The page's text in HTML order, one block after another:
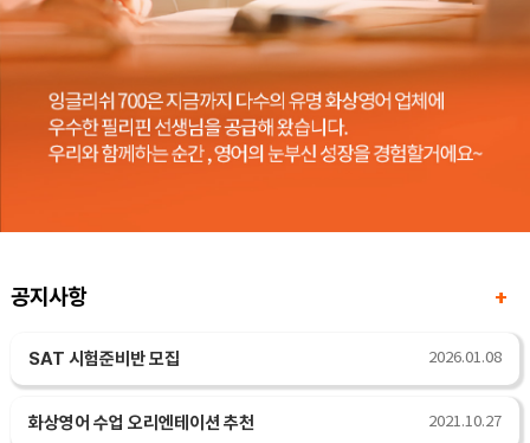
공지사항 +
SAT 시험준비반 모집 2026.01.08
화상영어 수업 오리엔테이션 추천 2021.10.27